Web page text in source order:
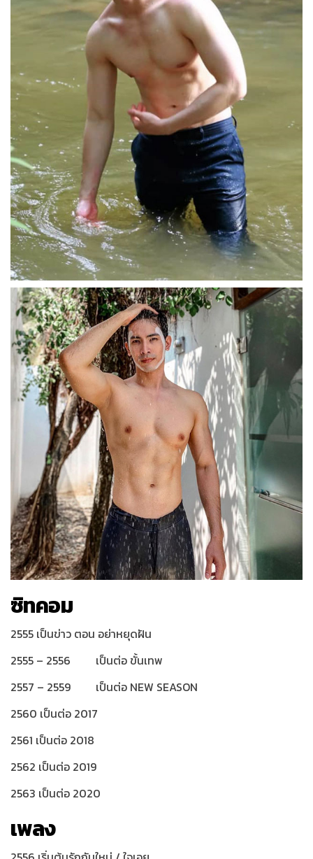
ซิทคอม
2555 เป็นข่าว ตอน อย่าหยุดฝัน
2555 – 2556 เป็นต่อ ขั้นเทพ
2557 – 2559 เป็นต่อ NEW SEASON
2560 เป็นต่อ 2017
2561 เป็นต่อ 2018
2562 เป็นต่อ 2019
2563 เป็นต่อ 2020
เพลง